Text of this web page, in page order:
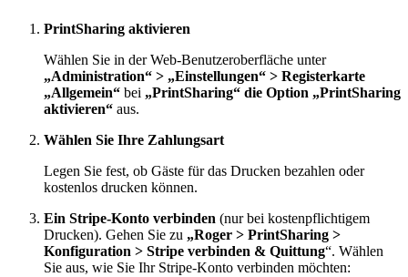
PrintSharing aktivieren
Wählen Sie in der Web-Benutzeroberfläche unter
„Administration“ > „Einstellungen“ > Registerkarte
„Allgemein“ bei „PrintSharing“ die Option „PrintSharing
aktivieren“ aus.
Wählen Sie Ihre Zahlungsart
Legen Sie fest, ob Gäste für das Drucken bezahlen oder
kostenlos drucken können.
Ein Stripe-Konto verbinden (nur bei kostenpflichtigem
Drucken). Gehen Sie zu „Roger > PrintSharing >
Konfiguration > Stripe verbinden & Quittung“. Wählen
Sie aus, wie Sie Ihr Stripe-Konto verbinden möchten: